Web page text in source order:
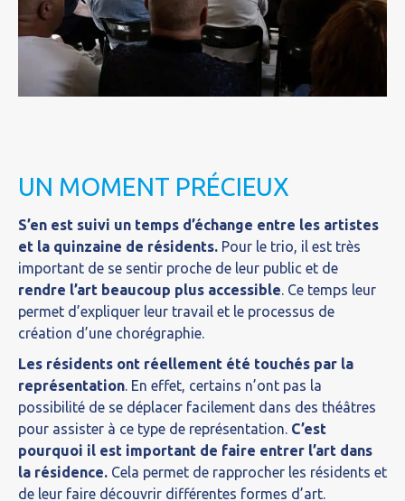
UN MOMENT PRÉCIEUX
S’en est suivi un temps d’échange entre les artistes
et la quinzaine de résidents. Pour le trio, il est très
important de se sentir proche de leur public et de
rendre l’art beaucoup plus accessible. Ce temps leur
permet d’expliquer leur travail et le processus de
création d’une chorégraphie.
Les résidents ont réellement été touchés par la
représentation. En effet, certains n’ont pas la
possibilité de se déplacer facilement dans des théâtres
pour assister à ce type de représentation. C’est
pourquoi il est important de faire entrer l’art dans
la résidence. Cela permet de rapprocher les résidents et
de leur faire découvrir différentes formes d’art.